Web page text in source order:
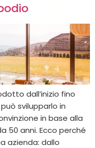
dall’inizio fino
svilupparlo in
in base alla
50 anni. Ecco perché
azienda: dallo